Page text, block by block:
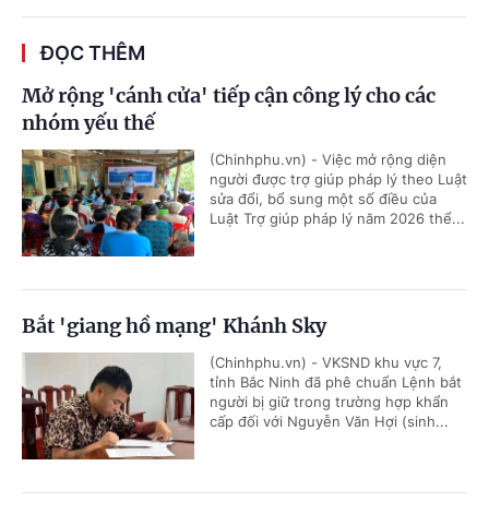
ĐỌC THÊM
Mở rộng 'cánh cửa' tiếp cận công lý cho các
nhóm yếu thế
(Chinhphu.vn) - Việc mở rộng diện
người được trợ giúp pháp lý theo Luật
sửa đổi, bổ sung một số điều của
Luật Trợ giúp pháp lý năm 2026 thể...
Bắt 'giang hồ mạng' Khánh Sky
(Chinhphu.vn) - VKSND khu vực 7,
tỉnh Bắc Ninh đã phê chuẩn Lệnh bắt
người bị giữ trong trường hợp khẩn
cấp đối với Nguyễn Văn Hợi (sinh...